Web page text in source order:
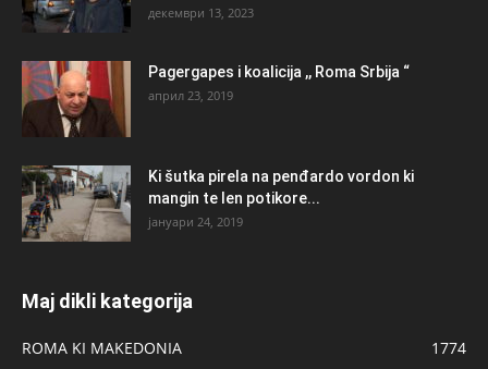
декември 13, 2023
Pagergapes i koalicija ,, Roma Srbija “
април 23, 2019
Ki šutka pirela na penđardo vordon ki
mangin te len potikore...
јануари 24, 2019
Maj dikli kategorija
ROMA KI MAKEDONIA
1774